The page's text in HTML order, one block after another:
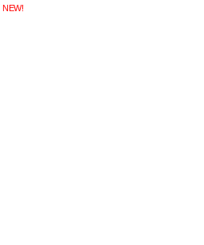
NEW!